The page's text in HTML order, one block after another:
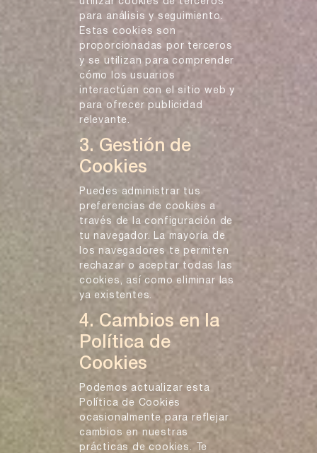
para análisis y seguimiento.
Estas cookies son
proporcionadas por terceros
y se utilizan para comprender
cómo los usuarios
interactúan con el sitio web y
para ofrecer publicidad
relevante.
3. Gestión de
Cookies
Puedes administrar tus
preferencias de cookies a
través de la configuración de
tu navegador. La mayoría de
los navegadores te permiten
rechazar o aceptar todas las
cookies, así como eliminar las
ya existentes.
4. Cambios en la
Política de
Cookies
Podemos actualizar esta
Política de Cookies
ocasionalmente para reflejar
cambios en nuestras
prácticas de cookies. Te